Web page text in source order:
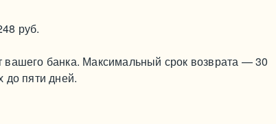
руб.
вашего банка. Максимальный срок возврата — 30
до пяти дней.